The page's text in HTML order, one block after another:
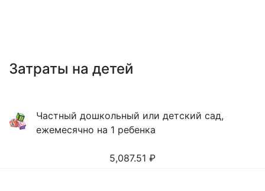
Затраты на детей
Частный дошкольный или детский сад,
ежемесячно на 1 ребенка
5,087.51 ₽